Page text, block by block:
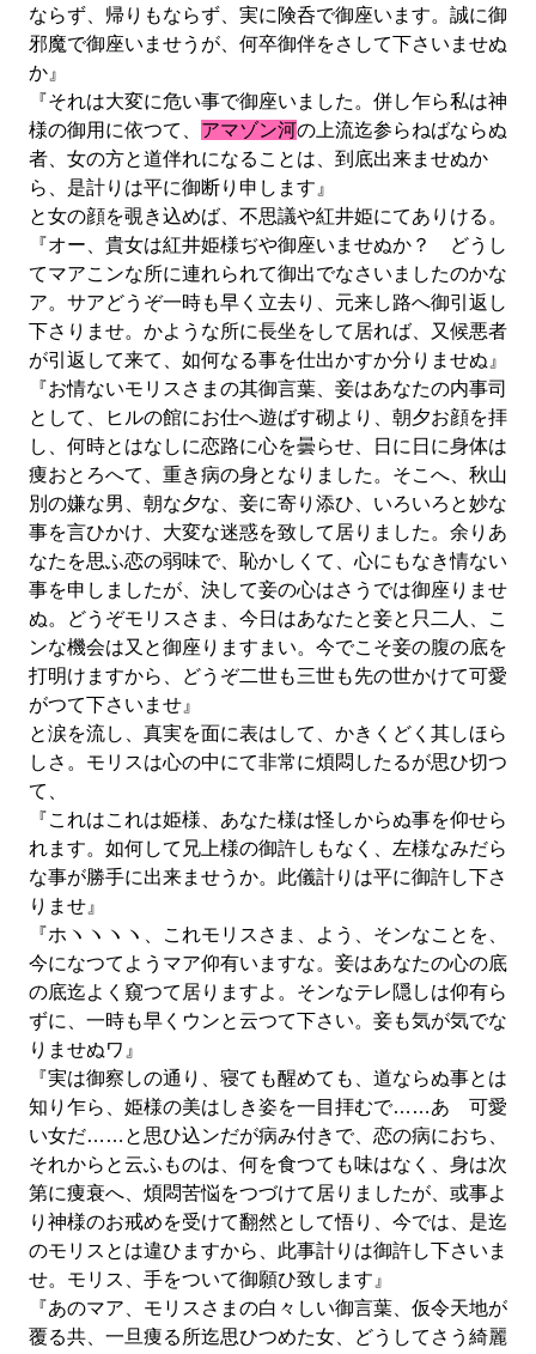
ならず、帰りもならず、実に険呑で御座います。誠に御
邪魔で御座いませうが、何卒御伴をさして下さいませぬ
か』
『それは大変に危い事で御座いました。併し乍ら私は神
様の御用に依つて、 アマゾン河の上流迄参らねばならぬ
者、女の方と道伴れになることは、到底出来ませぬか
ら、是計りは平に御断り申します』
と女の顔を覗き込めば、不思議や紅井姫にてありける。
『オー、貴女は紅井姫様ぢや御座いませぬか？ どうし
てマアこンな所に連れられて御出でなさいましたのかな
ア。サアどうぞ一時も早く立去り、元来し路へ御引返し
下さりませ。かような所に長坐をして居れば、又候悪者
が引返して来て、如何なる事を仕出かすか分りませぬ』
『お情ないモリスさまの其御言葉、妾はあなたの内事司
として、ヒルの館にお仕へ遊ばす砌より、朝夕お顔を拝
し、何時とはなしに恋路に心を曇らせ、日に日に身体は
痩おとろへて、重き病の身となりました。そこへ、秋山
別の嫌な男、朝な夕な、妾に寄り添ひ、いろいろと妙な
事を言ひかけ、大変な迷惑を致して居りました。余りあ
なたを思ふ恋の弱味で、恥かしくて、心にもなき情ない
事を申しましたが、決して妾の心はさうでは御座りませ
ぬ。どうぞモリスさま、今日はあなたと妾と只二人、こ
ンな機会は又と御座りますまい。今でこそ妾の腹の底を
打明けますから、どうぞ二世も三世も先の世かけて可愛
がつて下さいませ』
と涙を流し、真実を面に表はして、かきくどく其しほら
しさ。モリスは心の中にて非常に煩悶したるが思ひ切つ
て、
『これはこれは姫様、あなた様は怪しからぬ事を仰せら
れます。如何して兄上様の御許しもなく、左様なみだら
な事が勝手に出来ませうか。此儀計りは平に御許し下さ
りませ』
『ホヽヽヽヽ、これモリスさま、よう、そンなことを、
今になつてようマア仰有いますな。妾はあなたの心の底
の底迄よく窺つて居りますよ。そンなテレ隠しは仰有ら
ずに、一時も早くウンと云つて下さい。妾も気が気でな
りませぬワ』
『実は御察しの通り、寝ても醒めても、道ならぬ事とは
知り乍ら、姫様の美はしき姿を一目拝むで……あゝ可愛
い女だ……と思ひ込ンだが病み付きで、恋の病におち、
それからと云ふものは、何を食つても味はなく、身は次
第に痩衰へ、煩悶苦悩をつづけて居りましたが、或事よ
り神様のお戒めを受けて翻然として悟り、今では、是迄
のモリスとは違ひますから、此事計りは御許し下さいま
せ。モリス、手をついて御願ひ致します』
『あのマア、モリスさまの白々しい御言葉、仮令天地が
覆る共、一旦痩る所迄思ひつめた女、どうしてさう綺麗